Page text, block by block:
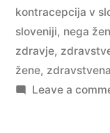
kontracepcija v
sloveniji, nega
zdravje,
žene,
Leave a